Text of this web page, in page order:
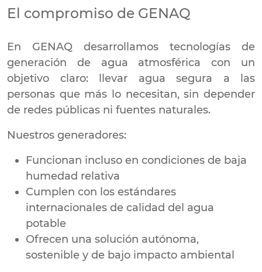
El compromiso de GENAQ
En GENAQ desarrollamos tecnologías de
generación de agua atmosférica con un
objetivo claro: llevar agua segura a las
personas que más lo necesitan, sin depender
de redes públicas ni fuentes naturales.
Nuestros generadores:
Funcionan incluso en condiciones de baja
humedad relativa
Cumplen con los estándares
internacionales de calidad del agua
potable
Ofrecen una solución autónoma,
sostenible y de bajo impacto ambiental